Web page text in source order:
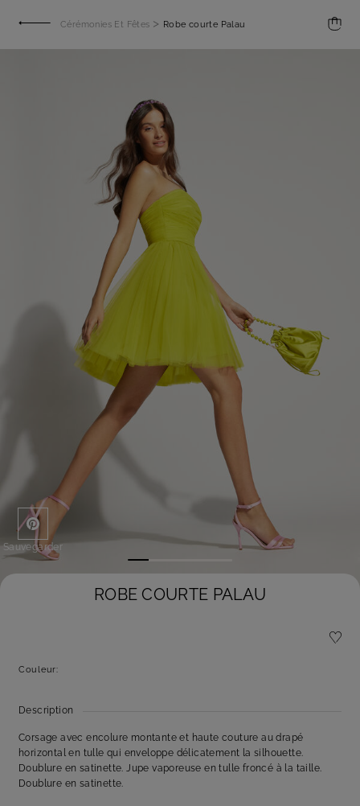
Cérémonies Et Fêtes > Robe courte Palau
Sauvegarder
ROBE COURTE PALAU
Couleur:
Description
Corsage avec encolure montante et haute couture au drapé
horizontal en tulle qui enveloppe délicatement la silhouette.
Doublure en satinette. Jupe vaporeuse en tulle froncé à la taille.
Doublure en satinette.